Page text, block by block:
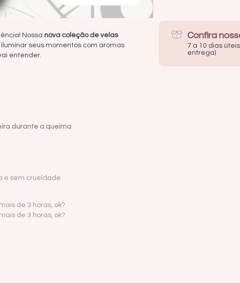
Nossa nova coleção de velas
seus momentos com aromas
entender.
durante a queima
e sem crueldade
de 3 horas, ok?
de 3 horas, ok?
Confira
7 a 10 dias
entrega)